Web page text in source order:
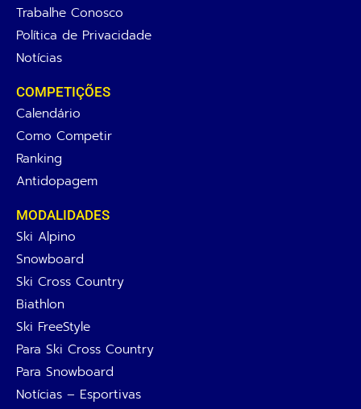
Trabalhe Conosco
Política de Privacidade
Notícias
COMPETIÇÕES
Calendário
Como Competir
Ranking
Antidopagem
MODALIDADES
Ski Alpino
Snowboard
Ski Cross Country
Biathlon
Ski FreeStyle
Para Ski Cross Country
Para Snowboard
Notícias – Esportivas